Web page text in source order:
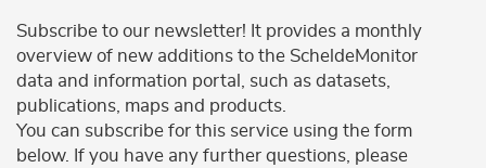
Subscribe to our newsletter! It provides a monthly
overview of new additions to the ScheldeMonitor
data and information portal, such as datasets,
publications, maps and products.
You can subscribe for this service using the form
below. If you have any further questions, please